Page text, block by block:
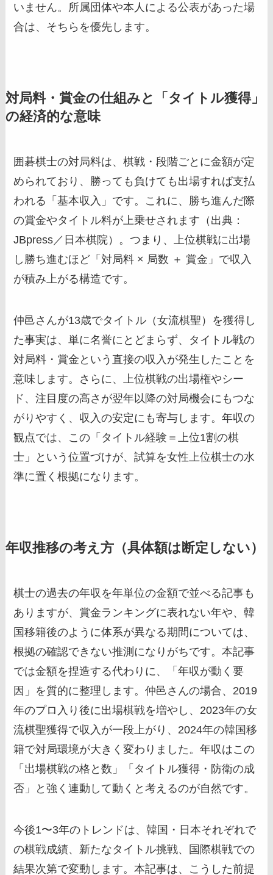
いません。所属団体や本人による公表があった場
合は、そちらを優先します。
対局料・賞金の仕組みと「タイトル獲得」
の経済的な意味
囲碁棋士の対局料は、棋戦・段階ごとに金額が定
められており、勝っても負けても出場すれば支払
われる「基本収入」です。これに、勝ち進んだ際
の賞金やタイトル料が上乗せされます（出典：
JBpress／日本棋院）。つまり、上位棋戦に出場
し勝ち進むほど「対局料 × 局数 ＋ 賞金」で収入
が積み上がる構造です。
仲邑さんが13歳でタイトル（女流棋聖）を獲得し
た事実は、単に名誉にとどまらず、タイトル戦の
対局料・賞金という直接の収入が発生したことを
意味します。さらに、上位棋戦の出場権やシー
ド、注目度の高さが翌年以降の対局機会にもつな
がりやすく、収入の安定にも寄与します。年収の
観点では、この「タイトル経験＝上位1割の棋
士」という位置づけが、試算を女性上位棋士の水
準に置く根拠になります。
年収推移の考え方（具体額は断定しない）
棋士の過去の年収を年単位の金額で並べる記事も
ありますが、賞金ランキングに表れない年や、韓
国移籍後のように体系が異なる期間については、
根拠の確認できない推測になりがちです。本記事
では金額を捏造する代わりに、「年収が動く要
因」を質的に整理します。仲邑さんの場合、2019
年のプロ入り後に出場棋戦を増やし、2023年の女
流棋聖獲得で収入が一段上がり、2024年の韓国移
籍で対局環境が大きく変わりました。年収はこの
「出場棋戦の格と数」「タイトル獲得・防衛の成
否」と強く連動して動くと考えるのが自然です。
今後1〜3年のトレンドは、韓国・日本それぞれで
の棋戦成績、新たなタイトル挑戦、国際棋戦での
結果次第で変動します。本記事は、こうした前提